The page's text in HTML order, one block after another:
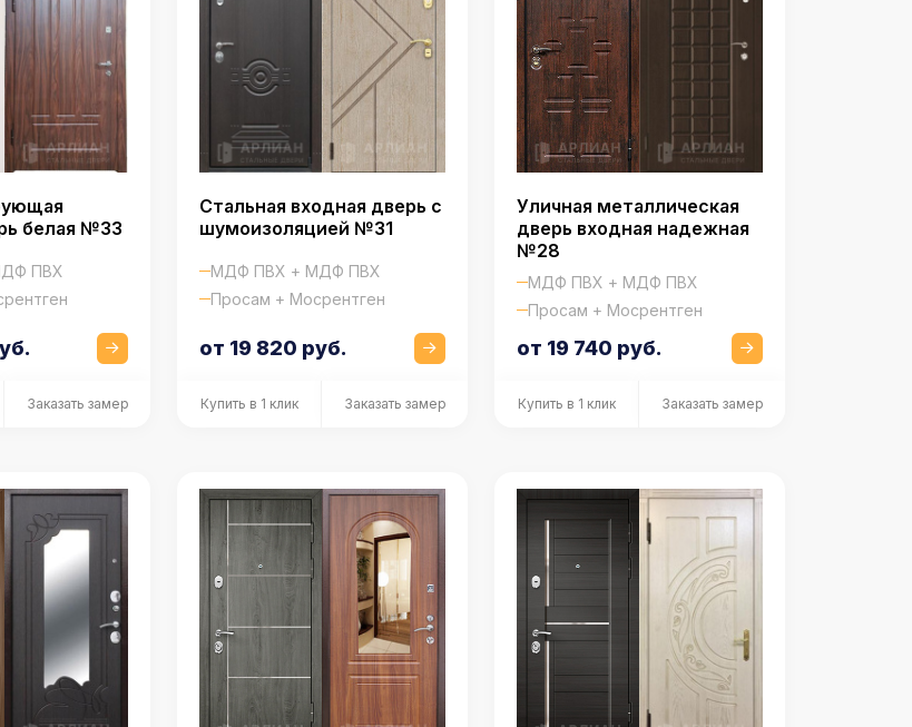
белая №33
ПВХ
Заказать замер
Стальная входная дверь с
шумоизоляцией №31
МДФ ПВХ + МДФ ПВХ
Просам + Мосрентген
от 19 820 руб.
Купить в 1 клик Заказать замер
Уличная металлическая
дверь входная надежная
№28
МДФ ПВХ + МДФ ПВХ
Просам + Мосрентген
от 19 740 руб.
Купить в 1 клик Заказать замер